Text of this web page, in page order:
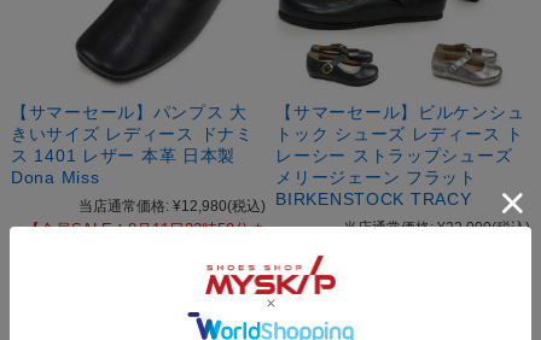
【サマーセール】パンプス 大
きいサイズ レディース ドナミ
ス 1401 レザー 本革 日本製
Dona Miss
当店通常価格: ¥12,980(税込)
【会員SALE！8月11日23時59分ま
【サマーセール】ビルケンシュ
トック シューズ レディース ト
レーシー ストラップシューズ
メリージェーン フラット
BIRKENSTOCK TRACY
当店通常価格: ¥22,000(税込)